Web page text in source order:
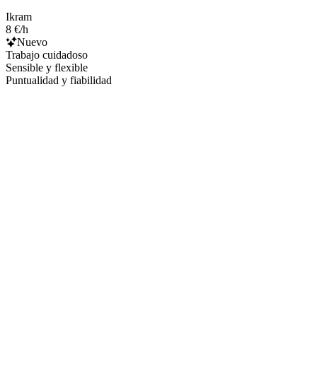
Ikram
8 €/h
Nuevo
Trabajo cuidadoso
Sensible y flexible
Puntualidad y fiabilidad